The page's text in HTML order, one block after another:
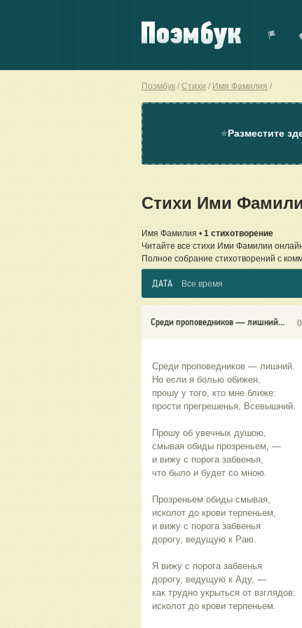
Поэмбук Стихи Имя Фамилия
⭐Разместите
Стихи Ими
Имя Фамилия • 1 стихотворение
Читайте все стихи Ими Фамилии
Полное собрание стихотворений с
ДАТА Все время
Среди проповедников — лишний...
Среди проповедников — лишний.
Но если я болью обижен,
прошу у того, кто мне ближе:
прости прегрешенья, Всевышний.
Прошу об увечных душою,
смывая обиды прозреньем, —
и вижу с порога забвенья,
что было и будет со мною.
Прозреньем обиды смывая,
исколот до крови терпеньем,
и вижу с порога забвенья
дорогу, ведущую к Раю.
Я вижу с порога забвенья
дорогу, ведущую к Аду, —
как трудно укрыться от взглядов:
исколот до крови терпеньем.